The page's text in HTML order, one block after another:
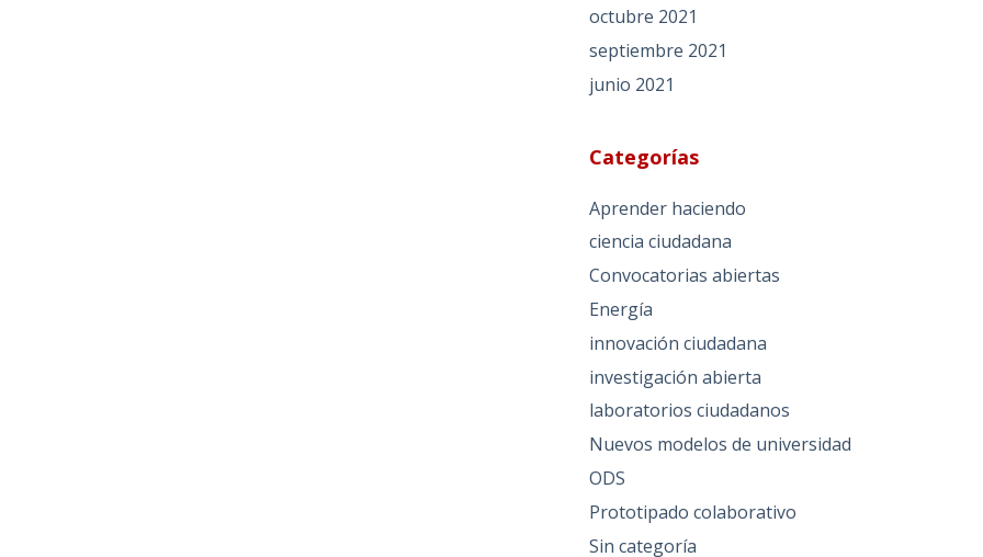
octubre 2021
septiembre 2021
junio 2021
Categorías
Aprender haciendo
ciencia ciudadana
Convocatorias abiertas
Energía
innovación ciudadana
investigación abierta
laboratorios ciudadanos
Nuevos modelos de universidad
ODS
Prototipado colaborativo
Sin categoría